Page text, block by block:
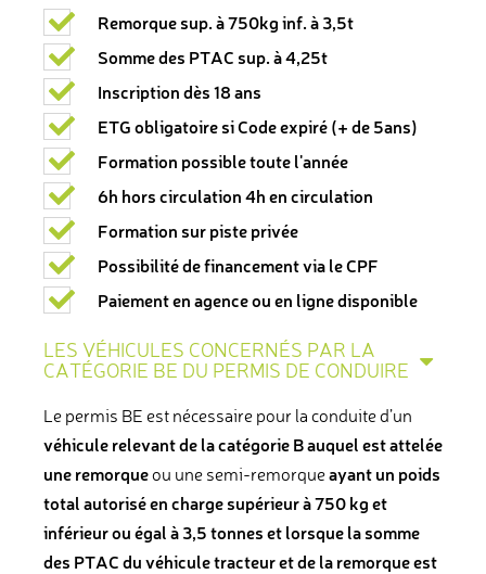
Remorque sup. à 750kg inf. à 3,5t
Somme des PTAC sup. à 4,25t
Inscription dès 18 ans
ETG obligatoire si Code expiré (+ de 5ans)
Formation possible toute l'année
6h hors circulation 4h en circulation
Formation sur piste privée
Possibilité de financement via le CPF
Paiement en agence ou en ligne disponible
LES VÉHICULES CONCERNÉS PAR LA
CATÉGORIE BE DU PERMIS DE CONDUIRE
Le permis BE est nécessaire pour la conduite d’un
véhicule relevant de la catégorie B auquel est attelée
une remorqueou une semi-remorqueayant un poids
total autorisé en charge supérieur à 750 kg et
inférieur ou égal à 3,5 tonnes et lorsque la somme
des PTAC du véhicule tracteur et de la remorque est